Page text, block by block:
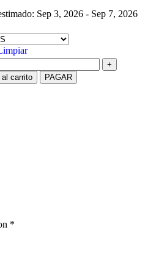
Sep 3, 2026 - Sep 7, 2026
al carrito PAGAR
*